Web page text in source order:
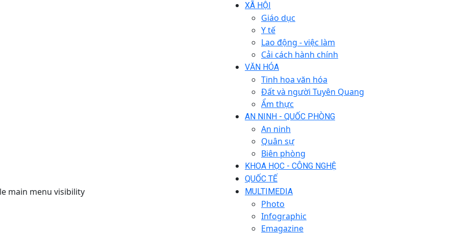
main menu visibility
XÃ HỘI
Giáo dục
Y tế
Lao động - việc làm
Cải cách hành chính
VĂN HÓA
Tinh hoa văn hóa
Đất và người Tuyên Quang
Ẩm thực
AN NINH - QUỐC PHÒNG
An ninh
Quân sự
Biên phòng
KHOA HỌC - CÔNG NGHỆ
QUỐC TẾ
MULTIMEDIA
Photo
Infographic
Emagazine